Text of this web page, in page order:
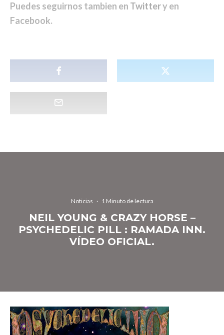
Puedes seguirnos tambien en Twittery en
Facebook.
Noticias · 1 Minuto de lectura
NEIL YOUNG & CRAZY HORSE –
PSYCHEDELIC PILL : RAMADA INN.
VÍDEO OFICIAL.